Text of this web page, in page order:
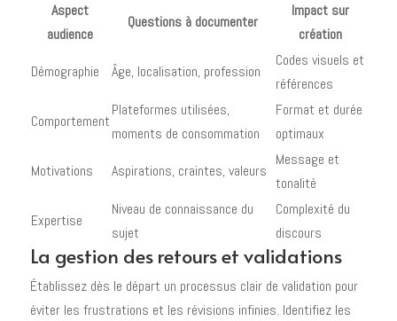
Aspect
audience
Questions à documenter
Impact sur
création
Démographie
Âge, localisation, profession
Codes visuels et
références
Comportement
Plateformes utilisées,
moments de consommation
Format et durée
optimaux
Motivations
Aspirations, craintes, valeurs
Message et
tonalité
Expertise
Niveau de connaissance du
sujet
Complexité du
discours
La gestion des retours et validations
Établissez dès le départ un processus clair de validation pour
éviter les frustrations et les révisions infinies. Identifiez les